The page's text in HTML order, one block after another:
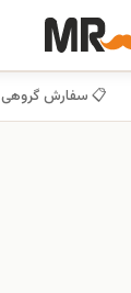
📋 سفارش گروهی